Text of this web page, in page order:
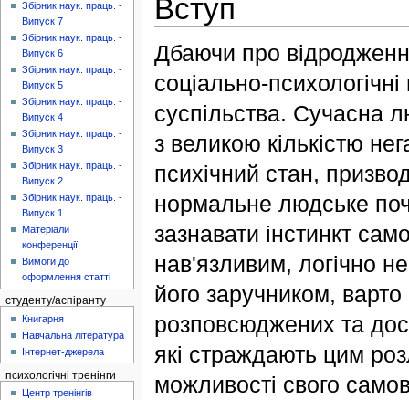
Вступ
Дбаючи про
соціально-
суспільства. Сучасна
з великою кількістю
психічний стан,
нормальне людське
зазнавати інстинкт
нав'язливим, логічно
його заручником,
розповсюджених та
які страждають цим
можливості свого
Збірник наук. праць. -
Випуск 7
Збірник наук. праць. -
Випуск 6
Збірник наук. праць. -
Випуск 5
Збірник наук. праць. -
Випуск 4
Збірник наук. праць. -
Випуск 3
Збірник наук. праць. -
Випуск 2
Збірник наук. праць. -
Випуск 1
Матеріали
конференції
Вимоги до
оформлення статті
студенту/аспіранту
Книгарня
Навчальна література
Інтернет-джерела
психологічні тренінги
Центр тренінгів